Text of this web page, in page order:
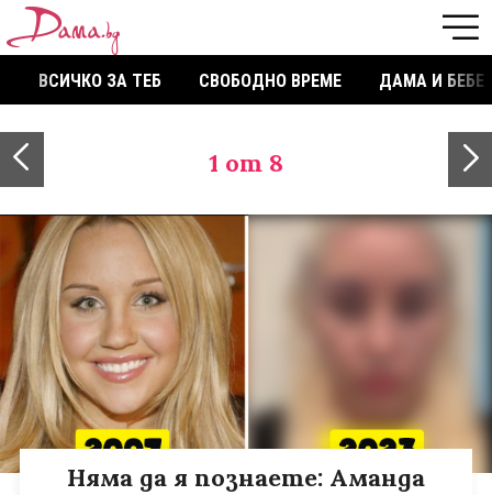
ВСИЧКО ЗА ТЕБ СВОБОДНО ВРЕМЕ ДАМА И БЕБЕ
1 от 8
Няма да я познаете: Аманда